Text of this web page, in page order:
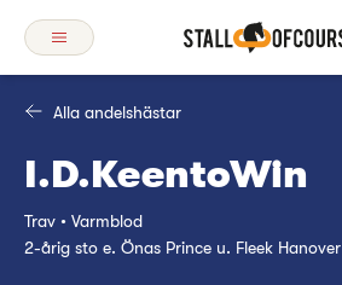
Alla andelshästar
I.D.KeentoWin
Trav • Varmblod
2-årig sto e. Önas Prince u. Fleek Hanover